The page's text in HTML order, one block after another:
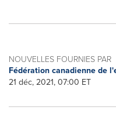
NOUVELLES FOURNIES PAR
Fédération canadienne de
21 déc, 2021, 07:00 ET